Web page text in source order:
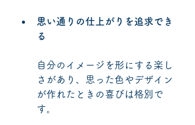
思い通りの仕上がりを追求でき
る
自分のイメージを形にする楽し
さがあり、思った色やデザイン
が作れたときの喜びは格別で
す。